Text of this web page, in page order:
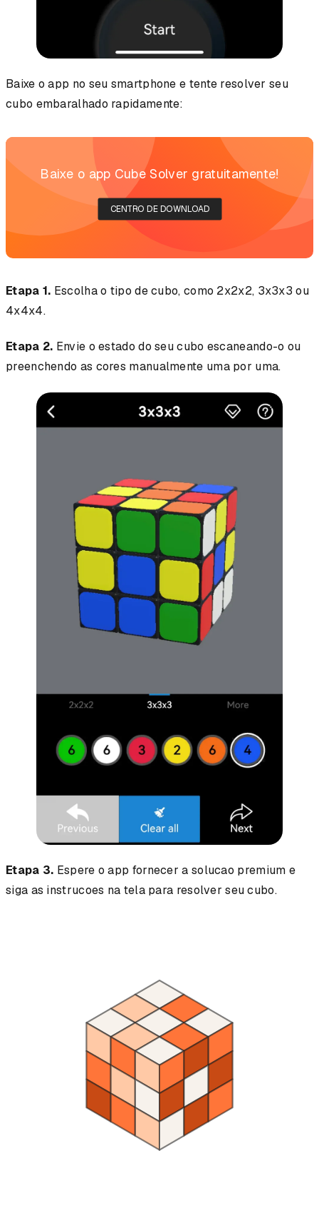
Baixe o app no seu smartphone e tente resolver seu
cubo embaralhado rapidamente:
Baixe o app Cube Solver gratuitamente!
CENTRO DE DOWNLOAD
Etapa 1. Escolha o tipo de cubo, como 2x2x2, 3x3x3 ou
4x4x4.
Etapa 2. Envie o estado do seu cubo escaneando-o ou
preenchendo as cores manualmente uma por uma.
Etapa 3. Espere o app fornecer a solucao premium e
siga as instrucoes na tela para resolver seu cubo.